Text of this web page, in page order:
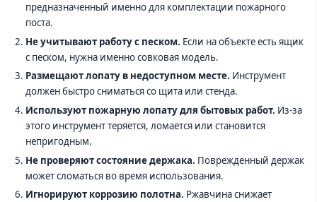
предназначенный именно для комплектации пожарного
поста.
Не учитывают работу с песком. Если на объекте есть ящик
с песком, нужна именно совковая модель.
Размещают лопату в недоступном месте. Инструмент
должен быстро сниматься со щита или стенда.
Используют пожарную лопату для бытовых работ. Из-за
этого инструмент теряется, ломается или становится
непригодным.
Не проверяют состояние держака. Поврежденный держак
может сломаться во время использования.
Игнорируют коррозию полотна. Ржавчина снижает